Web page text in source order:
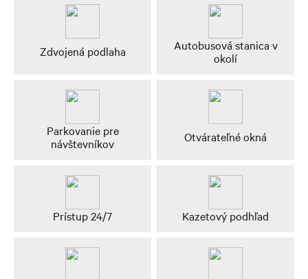
Zdvojená podlaha
Autobusová stanica v
okolí
Parkovanie pre
návštevníkov
Otvárateľné okná
Prístup 24/7 Kazetový podhľad